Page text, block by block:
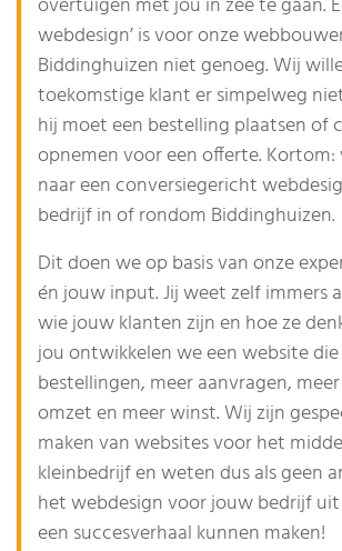
webdesign’ is voor onze
Biddinghuizen niet genoeg. Wij
toekomstige klant er simpelweg
hij moet een bestelling plaatsen of
opnemen voor een offerte.
naar een conversiegericht
bedrijf in of rondom Biddinghuizen.
Dit doen we op basis van onze
én jouw input. Jij weet zelf immers
wie jouw klanten zijn en hoe ze
jou ontwikkelen we een website
bestellingen, meer aanvragen,
omzet en meer winst. Wij zijn
maken van websites voor het
kleinbedrijf en weten dus als geen
het webdesign voor jouw bedrijf
een succesverhaal kunnen maken!